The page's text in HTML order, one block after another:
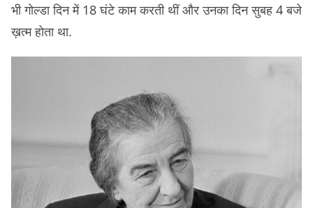
भी गोल्डा दिन में 18 घंटे काम करती थीं और उनका दिन सुबह 4 बजे
ख़त्म होता था.